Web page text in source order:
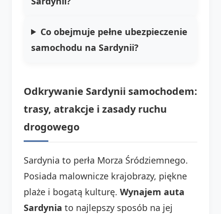
Co obejmuje pełne ubezpieczenie
samochodu na Sardynii?
Odkrywanie Sardynii samochodem:
trasy, atrakcje i zasady ruchu
drogowego
Sardynia to perła Morza Śródziemnego.
Posiada malownicze krajobrazy, piękne
plaże i bogatą kulturę. Wynajem auta
Sardynia to najlepszy sposób na jej